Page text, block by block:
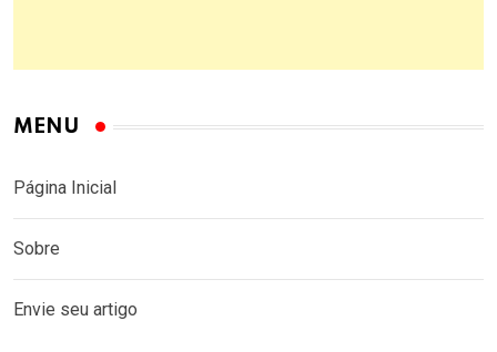
MENU
Página Inicial
Sobre
Envie seu artigo